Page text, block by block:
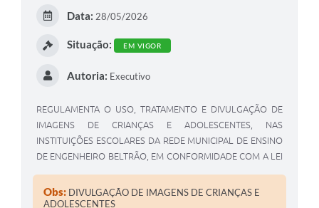
Data: 28/05/2026
Situação: EM VIGOR
Autoria: Executivo
REGULAMENTA O USO, TRATAMENTO E DIVULGAÇÃO DE
IMAGENS DE CRIANÇAS E ADOLESCENTES, NAS
INSTITUIÇÕES ESCOLARES DA REDE MUNICIPAL DE ENSINO
DE ENGENHEIRO BELTRÃO, EM CONFORMIDADE COM A LEI
15.211/2025.
Obs: DIVULGAÇÃO DE IMAGENS DE CRIANÇAS E
ADOLESCENTES